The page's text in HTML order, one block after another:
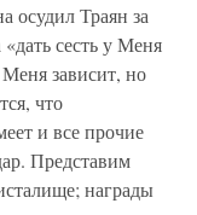
осудил Траян за
сесть у Меня
зависит, но
что
и все прочие
Представим
награды